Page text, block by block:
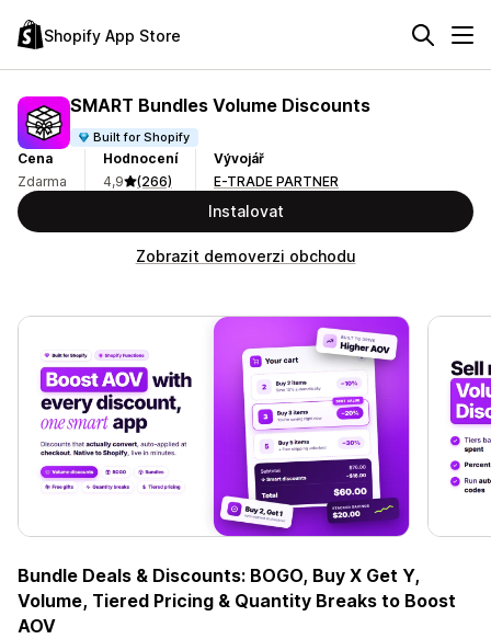
Shopify App Store
SMART Bundles Volume Discounts
Built for Shopify
Cena
Zdarma
Hodnocení
4,9
(266)
Vývojář
E-TRADE PARTNER
Instalovat
Zobrazit demoverzi obchodu
Bundle Deals & Discounts: BOGO, Buy X Get Y,
Volume, Tiered Pricing & Quantity Breaks to Boost
AOV